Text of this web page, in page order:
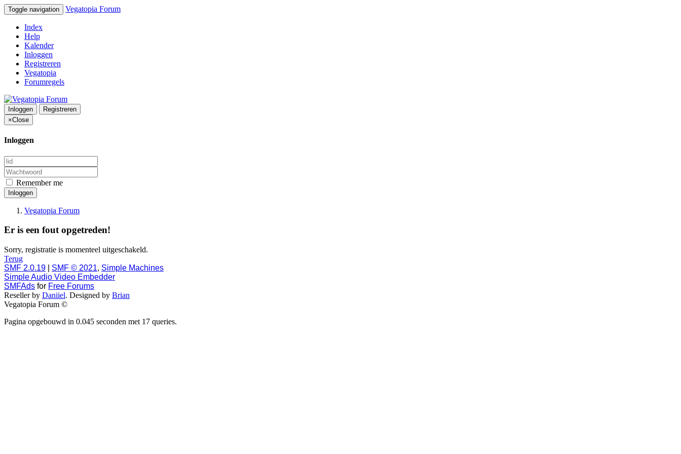
Toggle navigation Vegatopia Forum
Index
Help
Kalender
Inloggen
Registreren
Vegatopia
Forumregels
Inloggen
Registreren
×Close
Inloggen
Remember me
Inloggen
Vegatopia Forum
Er is een fout opgetreden!
Sorry, registratie is momenteel uitgeschakeld.
Terug
SMF 2.0.19
SMF © 2021, Simple Machines
Simple Audio Video Embedder
SMFAds for Free Forums
Reseller by Daniiel. Designed by Brian
Vegatopia Forum ©
Pagina opgebouwd in 0.045 seconden met 17 queries.